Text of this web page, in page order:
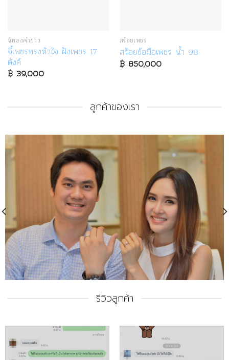
จี้ทองคำขาว
จี้เพชรทรงหัวใจ ฝังเพชร 17
ตังค์
฿39,000
สร้อยเพชร
สร้อยข้อมือเพชร น้ำ 98
฿850,000
ลูกค้าของเรา
รีวิวลูกค้า